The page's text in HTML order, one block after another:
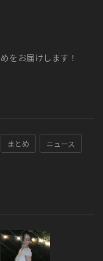
をお届けします！
まとめ ニュース